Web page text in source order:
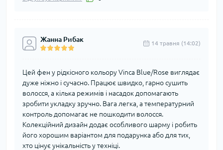
Жанна Рибак 14 травня (14:02)
Цей фен у рідкісного кольору Vinca Blue/Rose виглядає
дуже ніжно і сучасно. Працює швидко, гарно сушить
волосся, а кілька режимів і насадок допомагають
зробити укладку зручно. Вага легка, а температурний
контроль допомагає не пошкодити волосся.
Колекційний дизайн додає особливого шарму і робить
його хорошим варіантом для подарунка або для тих,
хто цінує унікальність у техніці.